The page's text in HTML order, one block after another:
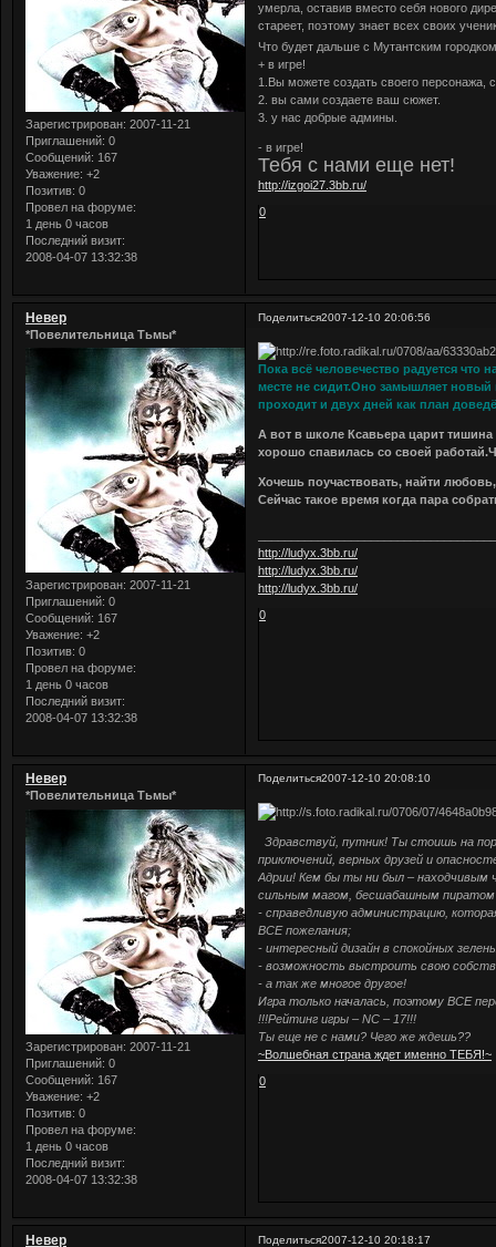
Зарегистрирован: 2007-11-21
Приглашений: 0
Сообщений: 167
Уважение: +2
Позитив: 0
Провел на форуме:
1 день 0 часов
Последний визит:
2008-04-07 13:32:38
умерла, оставив вместо себя нового
стареет, поэтому знает всех своих
Что будет дальше с Мутантским
+ в игре!
1.Вы можете создать своего персонажа,
2. вы сами создаете ваш сюжет.
3. у нас добрые админы.
- в игре!
Тебя с нами еще нет!
http://izgoi27.3bb.ru/
0
Поделиться2007-12-10 20:06:56
Невер
*Повелительница Тьмы*
Зарегистрирован: 2007-11-21
Приглашений: 0
Сообщений: 167
Уважение: +2
Позитив: 0
Провел на форуме:
1 день 0 часов
Последний визит:
2008-04-07 13:32:38
Пока всё человечество радуется что
месте не сидит.Оно замышляет новый
проходит и двух дней как план
А вот в школе Ксавьера царит
хорошо спавилась со своей
Хочешь поучаствовать, найти
Сейчас такое время когда пара
http://ludyx.3bb.ru/
http://ludyx.3bb.ru/
http://ludyx.3bb.ru/
0
Поделиться2007-12-10 20:08:10
Невер
*Повелительница Тьмы*
Зарегистрирован: 2007-11-21
Приглашений: 0
Сообщений: 167
Уважение: +2
Позитив: 0
Провел на форуме:
1 день 0 часов
Последний визит:
2008-04-07 13:32:38
Здравствуй, путник! Ты стоишь на
приключений, верных друзей и
Адрии! Кем бы ты ни был – находчивым
сильным магом, бесшабашным пиратом
- справедливую администрацию,
ВСЕ пожелания;
- интересный дизайн в спокойных
- возможность выстроить свою
- а так же многое другое!
Игра только началась, поэтому ВСЕ
!!!Рейтинг игры – NC – 17!!!
Ты еще не с нами? Чего же ждешь??
~Волшебная страна ждет именно ТЕБЯ!~
0
Поделиться2007-12-10 20:18:17
Невер